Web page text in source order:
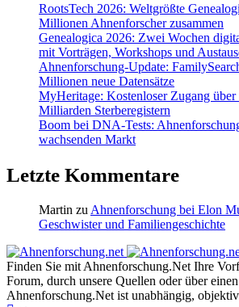
RootsTech 2026: Weltgrößte
Millionen Ahnenforscher zusammen
Genealogica 2026: Zwei Wochen
mit Vorträgen, Workshops und
Ahnenforschung-Update:
Millionen neue Datensätze
MyHeritage: Kostenloser Zugang
Milliarden Sterberegistern
Boom bei DNA-Tests:
wachsenden Markt
Letzte Kommentare
Martin zu Ahnenforschung bei Elon
Geschwister und Familiengeschichte
Finden Sie mit Ahnenforschung.Net Ihre
Forum, durch unsere Quellen oder über
Ahnenforschung.Net ist unabhängig,